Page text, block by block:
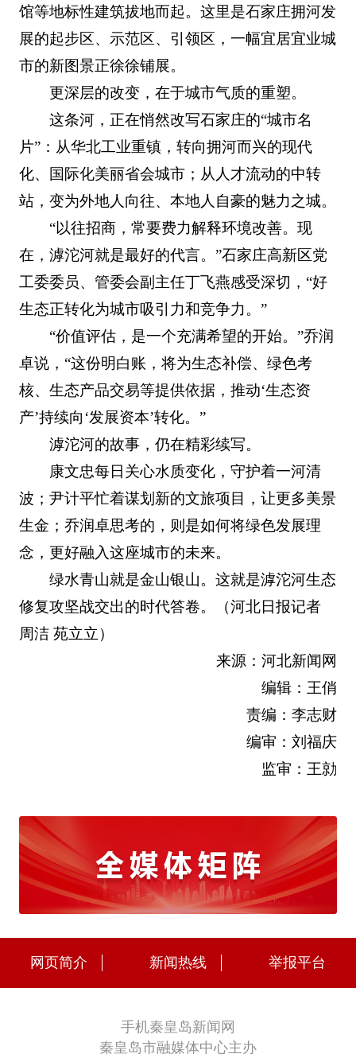
馆等地标性建筑拔地而起。这里是石家庄拥河发
展的起步区、示范区、引领区，一幅宜居宜业城
市的新图景正徐徐铺展。
更深层的改变，在于城市气质的重塑。
这条河，正在悄然改写石家庄的“城市名
片”：从华北工业重镇，转向拥河而兴的现代
化、国际化美丽省会城市；从人才流动的中转
站，变为外地人向往、本地人自豪的魅力之城。
“以往招商，常要费力解释环境改善。现
在，滹沱河就是最好的代言。”石家庄高新区党
工委委员、管委会副主任丁飞燕感受深切，“好
生态正转化为城市吸引力和竞争力。”
“价值评估，是一个充满希望的开始。”乔润
卓说，“这份明白账，将为生态补偿、绿色考
核、生态产品交易等提供依据，推动‘生态资
产’持续向‘发展资本’转化。”
滹沱河的故事，仍在精彩续写。
康文忠每日关心水质变化，守护着一河清
波；尹计平忙着谋划新的文旅项目，让更多美景
生金；乔润卓思考的，则是如何将绿色发展理
念，更好融入这座城市的未来。
绿水青山就是金山银山。这就是滹沱河生态
修复攻坚战交出的时代答卷。（河北日报记者
周洁 苑立立）
来源：河北新闻网
编辑：王俏
责编：李志财
编审：刘福庆
监审：王勍
网页简介 新闻热线 举报平台
手机秦皇岛新闻网
秦皇岛市融媒体中心主办